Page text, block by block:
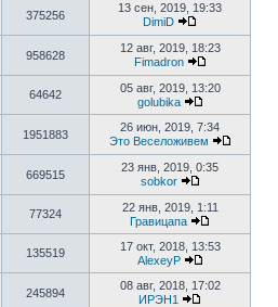
375256
13 сен, 2019, 19:33
DimiD
958628
12 авг, 2019, 18:23
Fimadron
64642
05 авг, 2019, 13:20
golubika
1951883
26 июн, 2019, 7:34
Это Веселоживем
669515
23 янв, 2019, 0:35
sobkor
77324
22 янв, 2019, 1:11
Гравицапа
135519
17 окт, 2018, 13:53
AlexeyP
245894
08 авг, 2018, 17:02
ИРЭН1